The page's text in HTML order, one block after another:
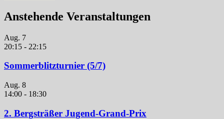
Anstehende Veranstaltungen
Aug. 7
20:15 - 22:15
Sommerblitzturnier (5/7)
Aug. 8
14:00 - 18:30
2. Bergsträßer Jugend-Grand-Prix